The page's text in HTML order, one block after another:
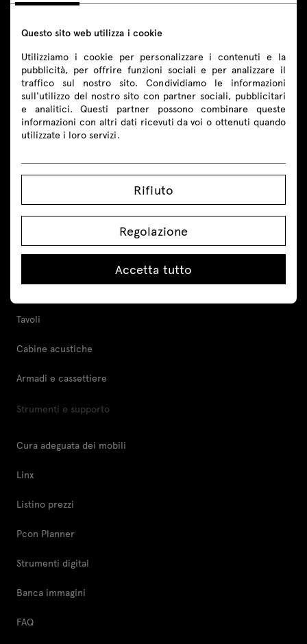
Seguici
Prodotti
Tutti
Sedute
Tavoli
Cabine acustiche
Armadi e cassettiere
Strumenti e supporto
Cura adeguata dei mobili
Linx
Listino prezzi
Pcon Planner
Strumenti digital
Banca immagini
FAQ
Questo sito web utilizza i cookie
Utilizziamo i cookie per personalizzare i contenuti e la
pubblicità, per offrire funzioni sociali e per analizzare il
traffico sul nostro sito. Condividiamo le informazioni
sull'utilizzo del nostro sito con partner sociali, pubblicitari
e analitici. Questi partner possono combinare queste
informazioni con altri dati ricevuti da voi o ottenuti quando
utilizzate i loro servizi.
Rifiuto
Regolazione
Accetta tutto